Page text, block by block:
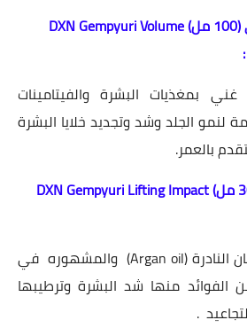
سيروم جمبوري (100 مل) DXN Gempyuri Volume
بمغذيات البشرة والفيتامينات
لنمو الجلد وشد وتجديد خلايا البشرة
بالعمر.
زيت جمبوري (30 مل) DXN Gempyuri Lifting Impact
هو زيت لوز شجرة الأرغان النادرة (Argan oil) والمشهوره في
الفوائد منها شد البشرة وترطيبها
.